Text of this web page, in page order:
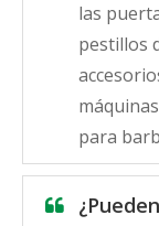
las
pestillos
para